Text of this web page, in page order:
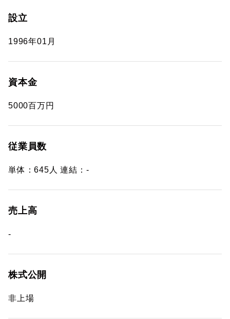
設立
1996年01月
資本金
5000百万円
従業員数
単体：645人 連結：-
売上高
-
株式公開
非上場